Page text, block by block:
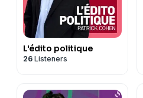
L'édito politique
26 Listeners